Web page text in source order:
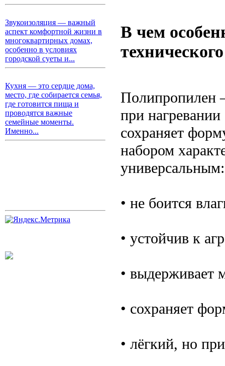
Звукоизоляция — важный
аспект комфортной жизни в
многоквартирных домах,
особенно в условиях
городской суеты и...
Кухня — это сердце дома,
место, где собирается семья,
где готовится пища и
проводятся важные
семейные моменты.
Именно...
В чем
Полипропилен
при
сохраняет
набором
универсальным:
• не боится
• устойчив к
• выдерживает
• сохраняет
• лёгкий, но